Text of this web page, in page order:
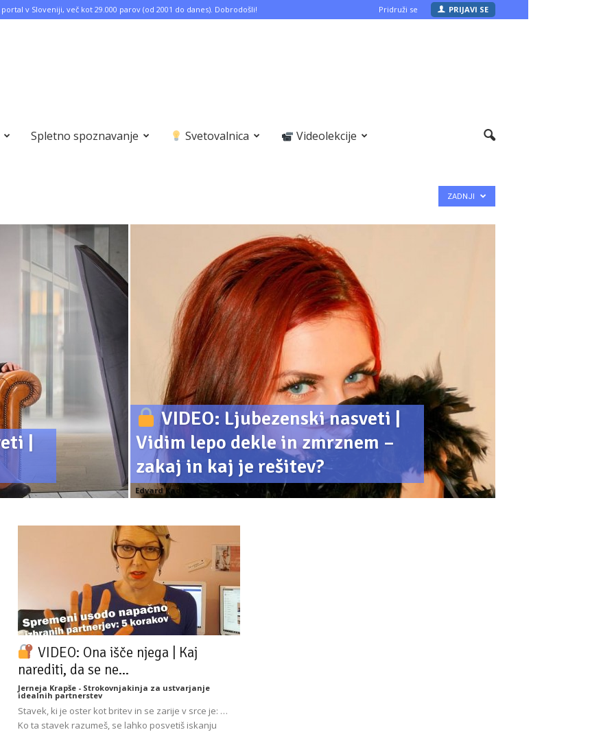
v Sloveniji, več kot 29.000 parov (od 2001 do danes). Dobrodošli! Pridruži se PRIJAVI SE
Spletno spoznavanje Svetovalnica Videolekcije
ZADNJI
|
VIDEO: Ljubezenski nasveti |
Vidim lepo dekle in zmrznem –
zakaj in kaj je rešitev?
Edvard Kadič
VIDEO: Ona išče njega | Kaj
narediti, da se ne...
Jerneja Krapše - Strokovnjakinja za ustvarjanje
idealnih partnerstev
Stavek, ki je oster kot britev in se zarije v srce je: …
Ko ta stavek razumeš, se lahko posvetiš iskanju